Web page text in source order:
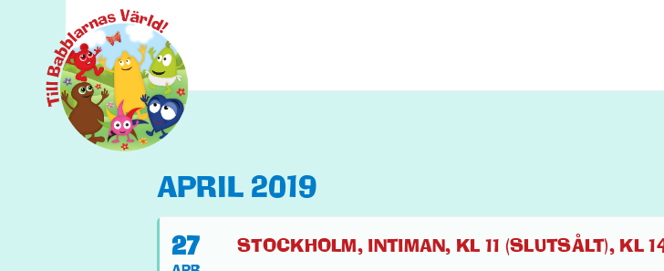
APRIL 2019
27 STOCKHOLM, INTIMAN, KL 11 (SLUTSÅLT), KL